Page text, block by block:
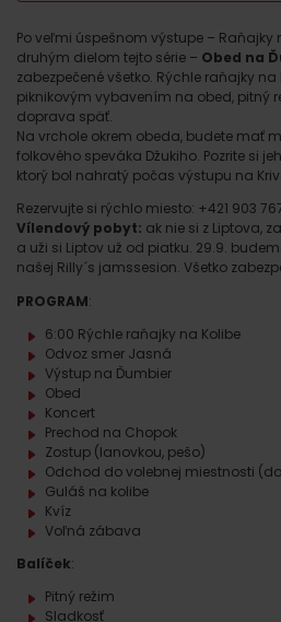
Po veľmi úspešnom výstupe –
druhým dielom tejto série – Obed na
zabezpečené všetko. Rýchle raňajky na
piknikovým vybavením na obed, pitný
doprava späť.
Na vrchole okrem obeda, budete mať
folkového speváka Džukiho. Pozrite si
ktorý bol nahratý počas výstupu na
Rezervujte si rýchlo miesto: +421 903
Vílendový pobyt: ak nie si z Liptova,
a uži si Liptov už od piatku. 29.9.
našej Rilly´s jamssesion. Všetko
PROGRAM:
6:00 Rýchle raňajky na Kolibe
Odvoz smer Jasná
Výstup na Ďumbier
Obed
Koncert
Prechod na Chopok
Zostup (lanovkou, pešo)
Odchod do volebnej miestnosti
Guláš na kolibe
Kvíz
Voľná zábava
Balíček:
Pitný režim
Sladkosť